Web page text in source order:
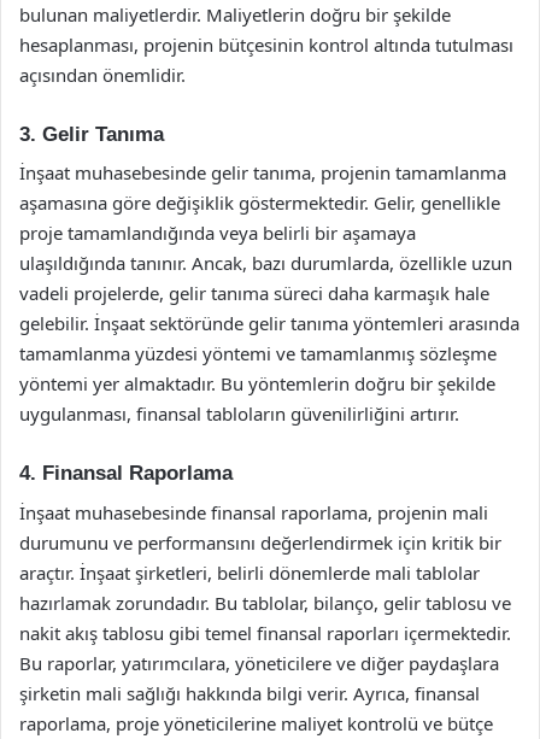
bulunan maliyetlerdir. Maliyetlerin doğru bir şekilde
hesaplanması, projenin bütçesinin kontrol altında tutulması
açısından önemlidir.
3. Gelir Tanıma
İnşaat muhasebesinde gelir tanıma, projenin tamamlanma
aşamasına göre değişiklik göstermektedir. Gelir, genellikle
proje tamamlandığında veya belirli bir aşamaya
ulaşıldığında tanınır. Ancak, bazı durumlarda, özellikle uzun
vadeli projelerde, gelir tanıma süreci daha karmaşık hale
gelebilir. İnşaat sektöründe gelir tanıma yöntemleri arasında
tamamlanma yüzdesi yöntemi ve tamamlanmış sözleşme
yöntemi yer almaktadır. Bu yöntemlerin doğru bir şekilde
uygulanması, finansal tabloların güvenilirliğini artırır.
4. Finansal Raporlama
İnşaat muhasebesinde finansal raporlama, projenin mali
durumunu ve performansını değerlendirmek için kritik bir
araçtır. İnşaat şirketleri, belirli dönemlerde mali tablolar
hazırlamak zorundadır. Bu tablolar, bilanço, gelir tablosu ve
nakit akış tablosu gibi temel finansal raporları içermektedir.
Bu raporlar, yatırımcılara, yöneticilere ve diğer paydaşlara
şirketin mali sağlığı hakkında bilgi verir. Ayrıca, finansal
raporlama, proje yöneticilerine maliyet kontrolü ve bütçe